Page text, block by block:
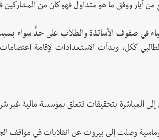
أيار ووفق ما هو متداول فهو كان من
في صفوف الأساتذة والطلاب على حدٍّ سواء بسبب
ككل، وبدأت الاستعدادات لإقامة اعتصامات
إلى المباشرة بتحقيقات تتعلق بمؤسسة مالية
وصلت إلى بيروت عن انقلابات في مواقف